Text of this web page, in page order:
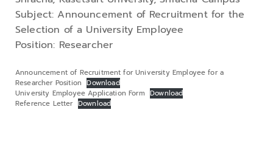
Subject: Announcement of Recruitment for the
Selection of a University Employee
Position: Researcher
Announcement of Recruitment for University Employee for a
Researcher Position Download
University Employee Application Form Download
Reference Letter Download